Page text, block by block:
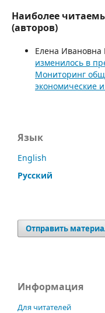
Наиболее
(авторов)
Елена Ивановна
изменилось в
Мониторинг
экономические
Язык
English
Русский
Отправить
Информация
Для читателей